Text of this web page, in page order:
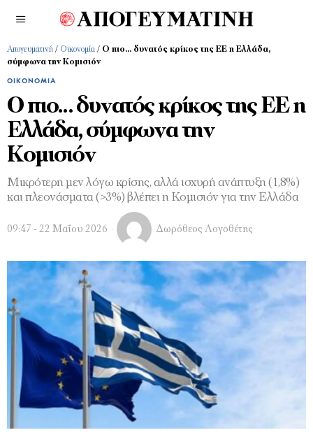
Απογευματινή / Οικονομία / Ο πιο… δυνατός κρίκος της ΕΕ η Ελλάδα,
σύμφωνα την Κομισιόν
ΟΙΚΟΝΟΜΊΑ
Ο πιο… δυνατός κρίκος της ΕΕ η
Ελλάδα, σύμφωνα την
Κομισιόν
Μικρότερη μεν λόγω κρίσης, αλλά ισχυρή ανάπτυξη (1,8%)
και πλεονάσματα (>3%) βλέπει η Κομισιόν για την Ελλάδα
09:47 - 22 Μαΐου 2026 Δωρόθεος Λογοθέτης